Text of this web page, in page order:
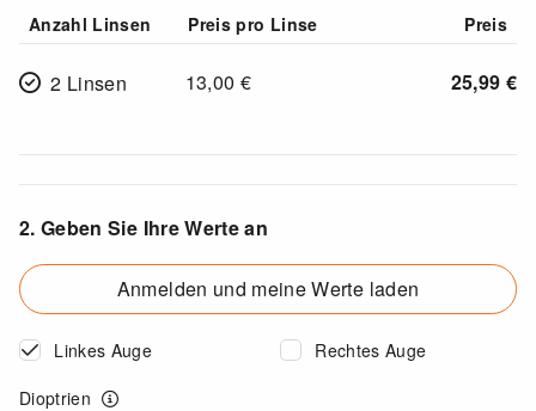
Anzahl Linsen Preis pro Linse Preis
2 Linsen 13,00 € 25,99 €
2. Geben Sie Ihre Werte an
Anmelden und meine Werte laden
Linkes Auge
Rechtes Auge
Dioptrien